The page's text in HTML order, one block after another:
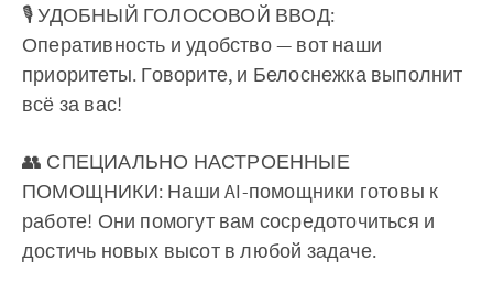
🎙 УДОБНЫЙ ГОЛОСОВОЙ ВВОД:
Оперативность и удобство — вот наши
приоритеты. Говорите, и Белоснежка выполнит
всё за вас!
👥 СПЕЦИАЛЬНО НАСТРОЕННЫЕ
ПОМОЩНИКИ: Наши AI-помощники готовы к
работе! Они помогут вам сосредоточиться и
достичь новых высот в любой задаче.